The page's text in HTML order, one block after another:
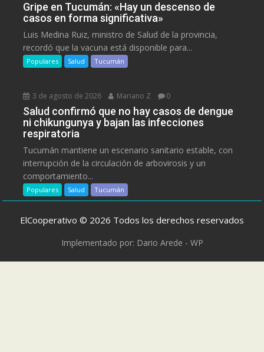
Gripe en Tucumán: «Hay un descenso de
casos en forma significativa»
Luis Medina Ruiz, ministro de Salud de la provincia,
recordó que la vacuna está disponible para...
Populares Salud Tucumán
3 de agosto de 2026 Mariano Z 0
Salud confirmó que no hay casos de dengue
ni chikungunya y bajan las infecciones
respiratoria
Tucumán mantiene un escenario sanitario estable, con
interrupción de la circulación de arbovirosis y un
comportamiento...
Populares Salud Tucumán
ElCooperativo © 2026 Todos los derechos reservados